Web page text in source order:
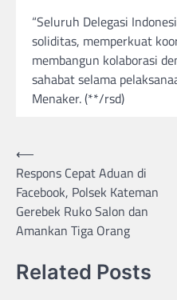
“Seluruh Delegasi
soliditas, memperkuat
membangun kolaborasi
sahabat selama
Menaker. (**/rsd)
Post
navigation
⟵
Respons Cepat Aduan di
Facebook, Polsek Kateman
Gerebek Ruko Salon dan
Amankan Tiga Orang
Related Posts